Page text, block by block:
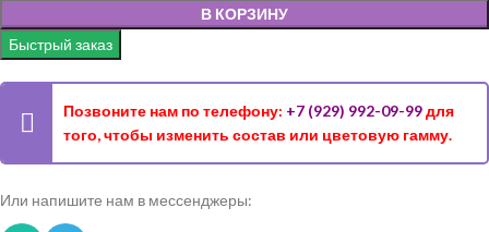
В КОРЗИНУ
Быстрый заказ
Позвоните нам по телефону: +7 (929) 992-09-99для
того, чтобы изменить состав или цветовую гамму.
Или напишите нам в мессенджеры: